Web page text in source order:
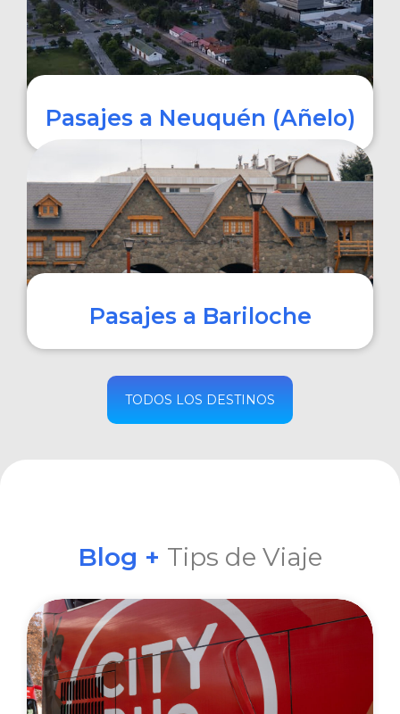
Pasajes a Neuquén (Añelo)
COMPRAR
Pasajes a Bariloche
COMPRAR
TODOS LOS DESTINOS
Blog + Tips de Viaje